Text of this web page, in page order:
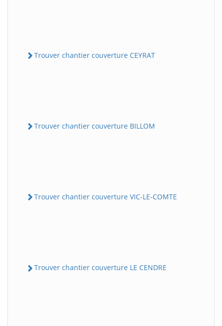
Trouver chantier couverture CEYRAT
Trouver chantier couverture BILLOM
Trouver chantier couverture VIC-LE-COMTE
Trouver chantier couverture LE CENDRE